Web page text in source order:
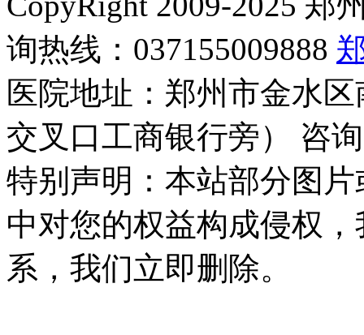
询热线：037155009888
医院地址：郑州市金水
交叉口工商银行旁） 咨
特别声明：本站部分图
中对您的权益构成侵权
系，我们立即删除。